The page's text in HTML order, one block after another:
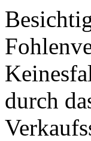
durch